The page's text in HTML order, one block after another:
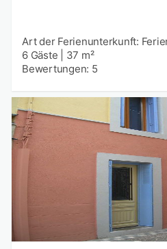
Art der Ferienunterkunft:
6 Gäste
37 m²
Bewertungen: 5